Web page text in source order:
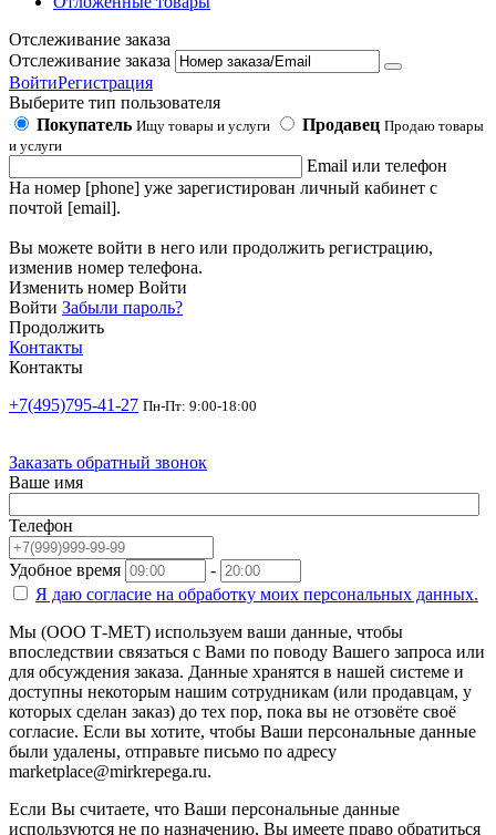
Отслеживание заказа
Отслеживание заказа
ВойтиРегистрация
Выберите тип пользователя
Покупатель Ищу товары и услуги Продавец Продаю товары
и услуги
Email или телефон
На номер [phone] уже зарегистирован личный кабинет с
почтой [email].
Вы можете войти в него или продолжить регистрацию,
изменив номер телефона.
Изменить номер Войти
Войти Забыли пароль?
Продолжить
Контакты
Контакты
+7(495)795-41-27 Пн-Пт: 9:00-18:00
Заказать обратный звонок
Ваше имя
Телефон
Удобное время
-
Я даю согласие на обработку моих персональных данных.
Мы (ООО Т-МЕТ) используем ваши данные, чтобы
впоследствии связаться с Вами по поводу Вашего запроса или
для обсуждения заказа. Данные хранятся в нашей системе и
доступны некоторым нашим сотрудникам (или продавцам, у
которых сделан заказ) до тех пор, пока вы не отзовёте своё
согласие. Если вы хотите, чтобы Ваши персональные данные
были удалены, отправьте письмо по адресу
marketplace@mirkrepega.ru.
Если Вы считаете, что Ваши персональные данные
используются не по назначению, Вы имеете право обратиться